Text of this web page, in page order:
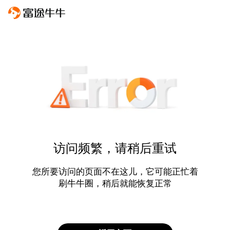
访问频繁，请稍后重试
您所要访问的页面不在这儿，它可能正忙着
刷牛牛圈，稍后就能恢复正常